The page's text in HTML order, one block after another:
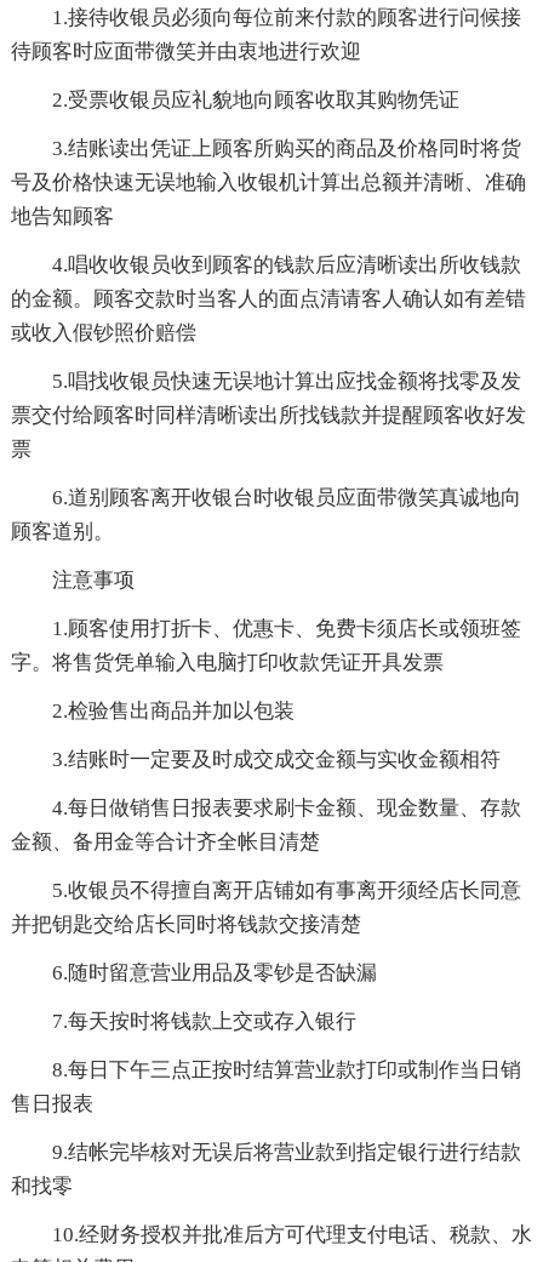
1.接待收银员必须向每位前来付款的顾客进行问候接
待顾客时应面带微笑并由衷地进行欢迎
2.受票收银员应礼貌地向顾客收取其购物凭证
3.结账读出凭证上顾客所购买的商品及价格同时将货
号及价格快速无误地输入收银机计算出总额并清晰、准确
地告知顾客
4.唱收收银员收到顾客的钱款后应清晰读出所收钱款
的金额。顾客交款时当客人的面点清请客人确认如有差错
或收入假钞照价赔偿
5.唱找收银员快速无误地计算出应找金额将找零及发
票交付给顾客时同样清晰读出所找钱款并提醒顾客收好发
票
6.道别顾客离开收银台时收银员应面带微笑真诚地向
顾客道别。
注意事项
1.顾客使用打折卡、优惠卡、免费卡须店长或领班签
字。将售货凭单输入电脑打印收款凭证开具发票
2.检验售出商品并加以包装
3.结账时一定要及时成交成交金额与实收金额相符
4.每日做销售日报表要求刷卡金额、现金数量、存款
金额、备用金等合计齐全帐目清楚
5.收银员不得擅自离开店铺如有事离开须经店长同意
并把钥匙交给店长同时将钱款交接清楚
6.随时留意营业用品及零钞是否缺漏
7.每天按时将钱款上交或存入银行
8.每日下午三点正按时结算营业款打印或制作当日销
售日报表
9.结帐完毕核对无误后将营业款到指定银行进行结款
和找零
10.经财务授权并批准后方可代理支付电话、税款、水